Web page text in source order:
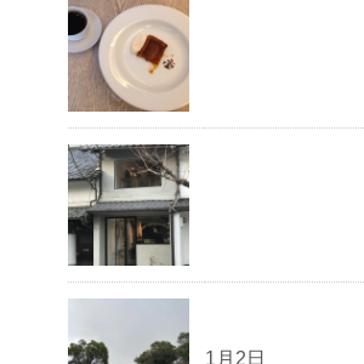
1月2日